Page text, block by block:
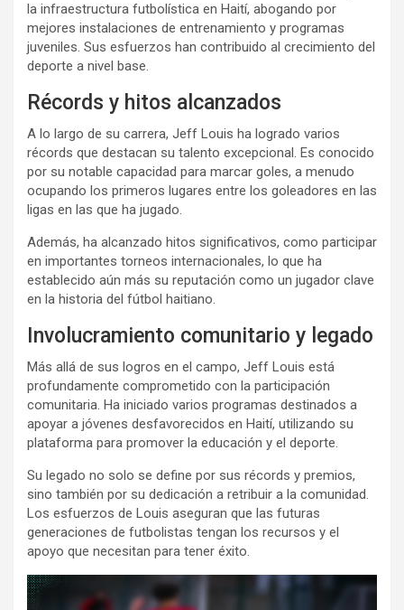
la infraestructura futbolística en Haití, abogando por
mejores instalaciones de entrenamiento y programas
juveniles. Sus esfuerzos han contribuido al crecimiento del
deporte a nivel base.
Récords y hitos alcanzados
A lo largo de su carrera, Jeff Louis ha logrado varios
récords que destacan su talento excepcional. Es conocido
por su notable capacidad para marcar goles, a menudo
ocupando los primeros lugares entre los goleadores en las
ligas en las que ha jugado.
Además, ha alcanzado hitos significativos, como participar
en importantes torneos internacionales, lo que ha
establecido aún más su reputación como un jugador clave
en la historia del fútbol haitiano.
Involucramiento comunitario y legado
Más allá de sus logros en el campo, Jeff Louis está
profundamente comprometido con la participación
comunitaria. Ha iniciado varios programas destinados a
apoyar a jóvenes desfavorecidos en Haití, utilizando su
plataforma para promover la educación y el deporte.
Su legado no solo se define por sus récords y premios,
sino también por su dedicación a retribuir a la comunidad.
Los esfuerzos de Louis aseguran que las futuras
generaciones de futbolistas tengan los recursos y el
apoyo que necesitan para tener éxito.